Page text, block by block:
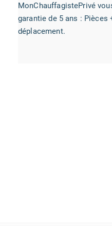
MonChauffagistePrivé
garantie de 5 ans : Pièces
déplacement.